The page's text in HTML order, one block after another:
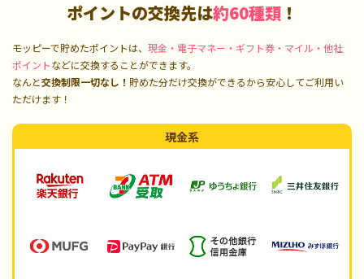
ポイントの交換先は約60種類 ！
モッピーで貯めたポイントは、 現金・電子マネー・ギフト券・マイル・他社
ポイントなどに交換することができます。
なんと交換制限一切なし！ 貯めた分だけ交換ができるから安心してご利用い
ただけます！
現金系